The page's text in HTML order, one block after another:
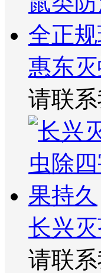
惠东
请联
长兴
请联